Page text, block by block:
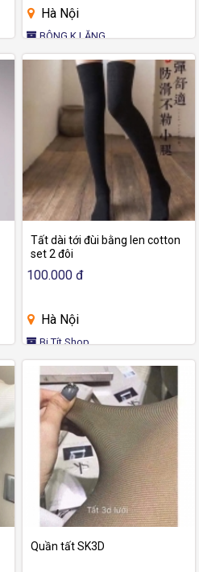
Hà Nội
BÔNG K LĂNG
Tất dài tới đùi bằng len cotton
set 2 đôi
100.000 đ
Hà Nội
Bi Tít Shop
Quần tất SK3D